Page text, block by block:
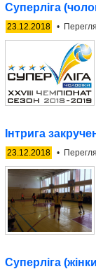
Суперліга
23.12.2018 •
Інтрига
23.12.2018 •
Суперліга